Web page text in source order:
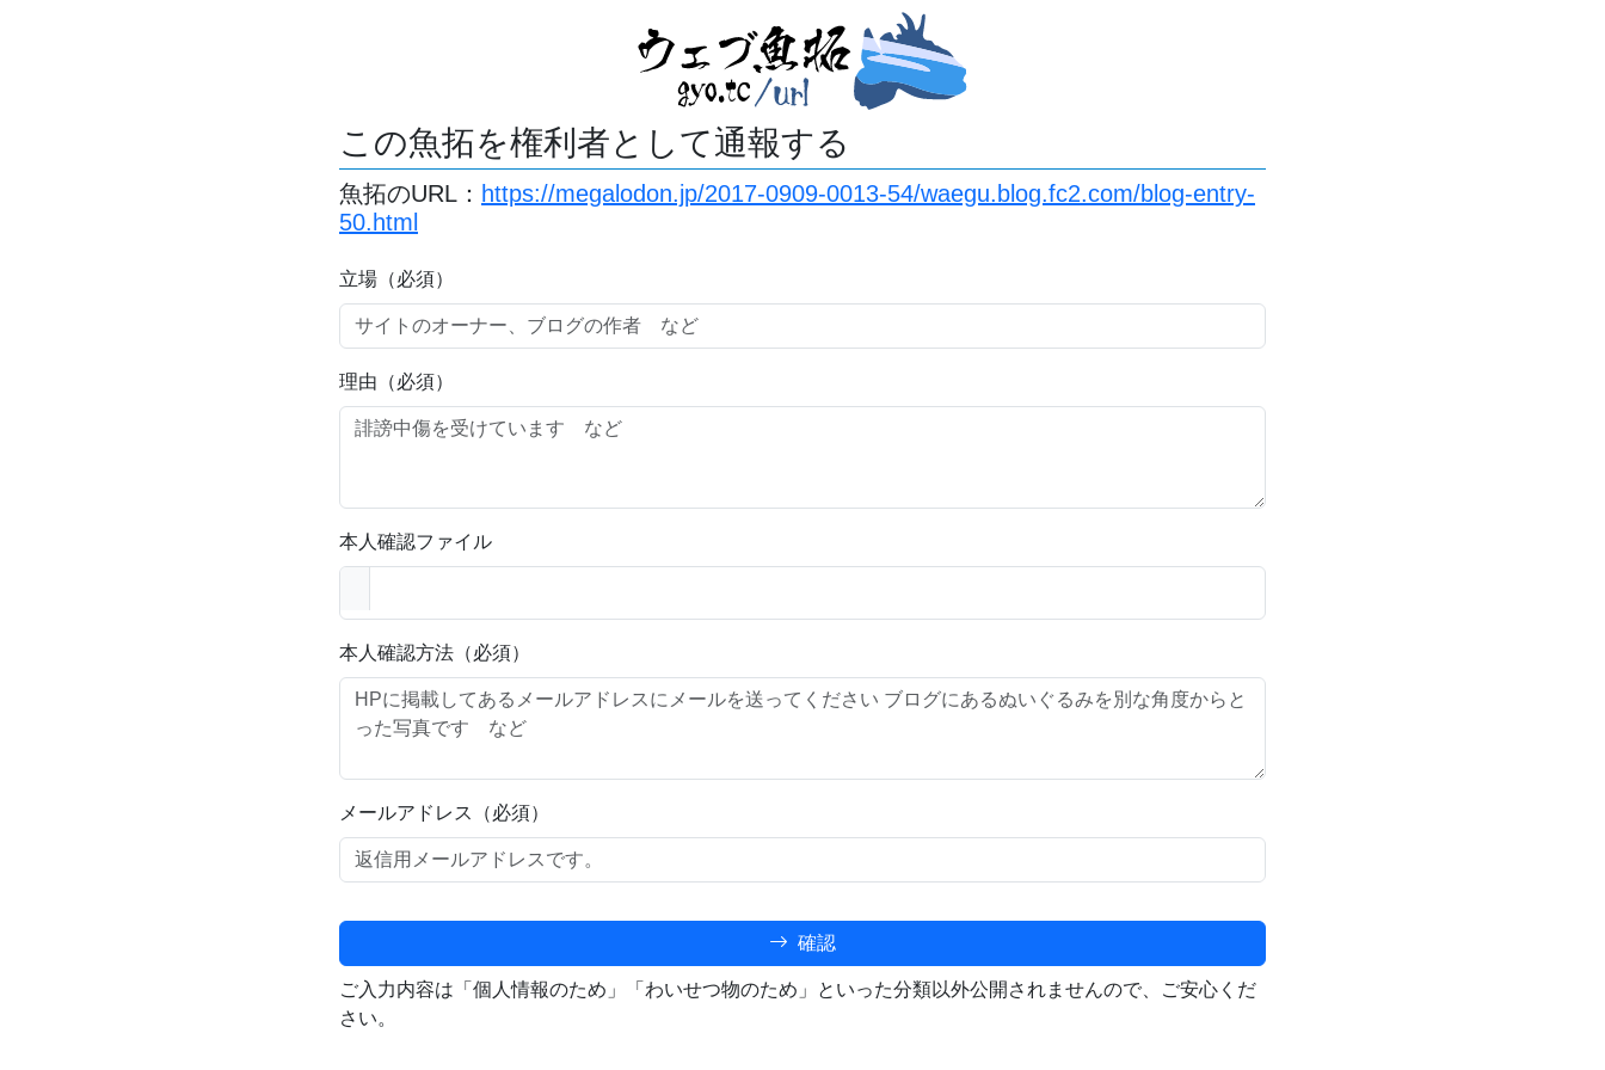
この魚拓を権利者として通報する
魚拓のURL： https://megalodon.jp/2017-0909-0013-54/waegu.blog.fc2.com/blog-entry-
50.html
立場（必須）
理由（必須）
本人確認ファイル
本人確認方法（必須）
メールアドレス（必須）
確認
ご入力内容は「個人情報のため」「わいせつ物のため」といった分類以外公開されませんので、ご安心くだ
さい。